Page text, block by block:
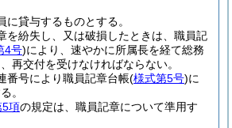
に貸与するものとする。
を紛失し、又は破損したときは、職員記
4号)により、速やかに所属長を経て総務
再交付を受けなければならない。
番号により職員記章台帳(様式第5号)に
。
5項の規定は、職員記章について準用す